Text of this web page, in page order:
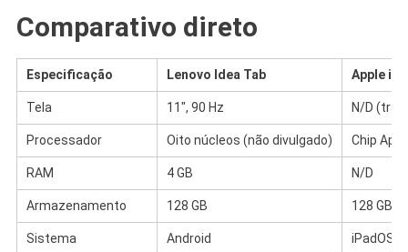
Comparativo direto
Especificação Lenovo Idea Tab Apple
Tela 11″, 90 Hz N/D
Processador Oito núcleos (não divulgado) Chip
RAM 4 GB N/D
Armazenamento 128 GB 128 GB
Sistema Android iPadOS